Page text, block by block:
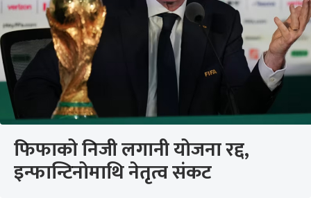
फिफाको निजी लगानी योजना रद्द,
इन्फान्टिनोमाथि नेतृत्व संकट